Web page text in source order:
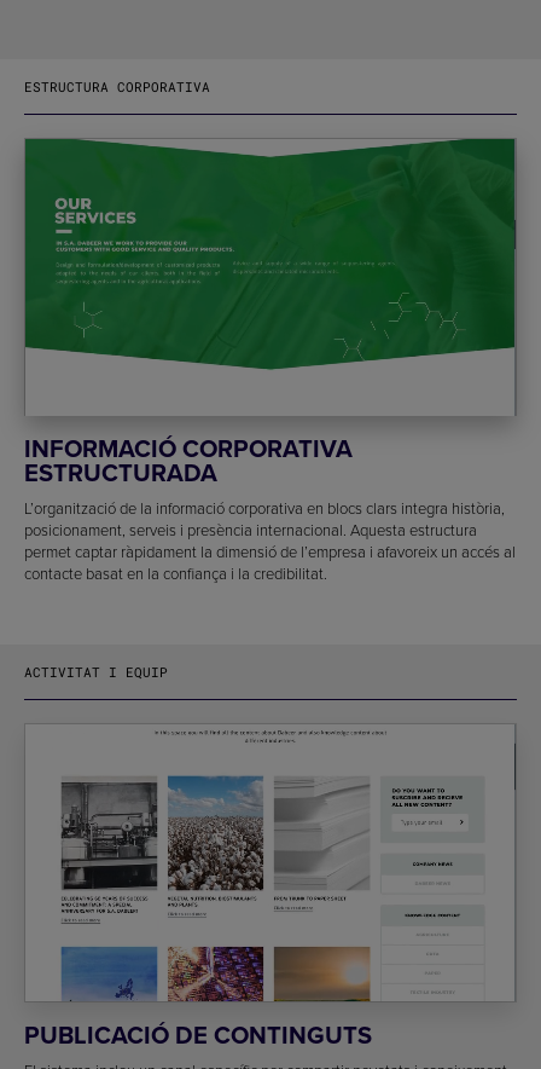
ESTRUCTURA CORPORATIVA
INFORMACIÓ CORPORATIVA
ESTRUCTURADA
L’organització de la informació corporativa en blocs clars integra història,
posicionament, serveis i presència internacional. Aquesta estructura
permet captar ràpidament la dimensió de l’empresa i afavoreix un accés al
contacte basat en la confiança i la credibilitat.
ACTIVITAT I EQUIP
PUBLICACIÓ DE CONTINGUTS